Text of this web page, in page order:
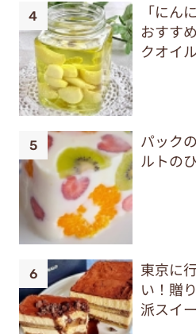
「にん
おすす
クオイ
パック
ルトの
東京に
い！贈
派スイ